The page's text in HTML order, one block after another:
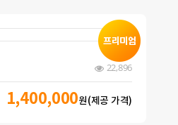
22,896
1,400,000원(제공 가격)